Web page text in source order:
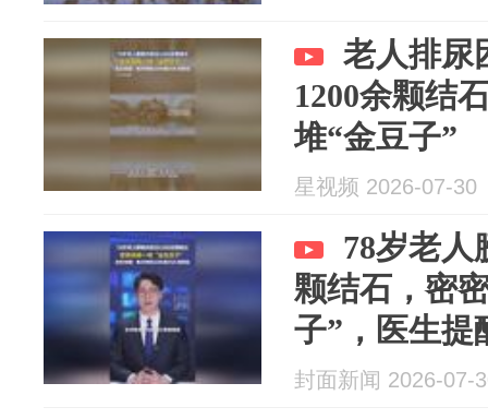
老人排尿
1200余颗结
堆“金豆子”
星视频 2026-07-30
78岁老人
颗结石，密
子”，医生提
毫升水，别
封面新闻 2026-07-